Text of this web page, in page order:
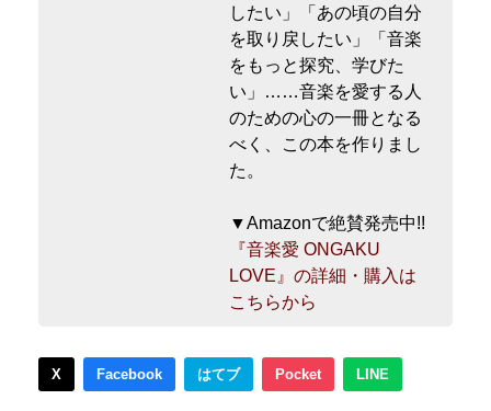
したい」「あの頃の自分
を取り戻したい」「音楽
をもっと探究、学びた
い」……音楽を愛する人
のための心の一冊となる
べく、この本を作りまし
た。
▼Amazonで絶賛発売中!!
『音楽愛 ONGAKU
LOVE』の詳細・購入は
こちらから
X Facebook はてブ Pocket LINE